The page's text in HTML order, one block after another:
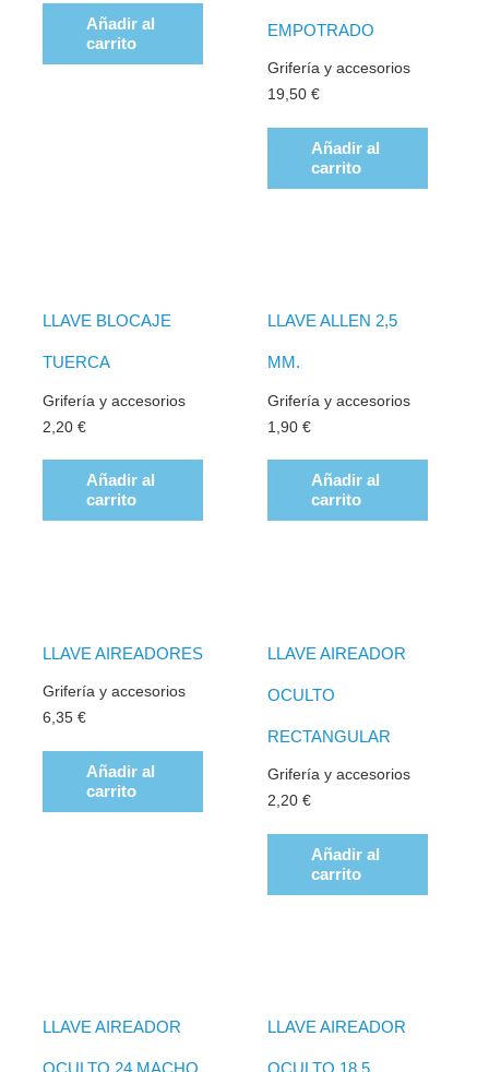
Añadir al
carrito
EMPOTRADO
Grifería y accesorios
19,50 €
Añadir al
carrito
LLAVE BLOCAJE
TUERCA
Grifería y accesorios
2,20€
Añadir al
carrito
LLAVE ALLEN 2,5
MM.
Grifería y accesorios
1,90 €
Añadir al
carrito
LLAVE AIREADORES
Grifería y accesorios
6,35€
Añadir al
carrito
LLAVE AIREADOR
OCULTO
RECTANGULAR
Grifería y accesorios
2,20 €
Añadir al
carrito
LLAVE AIREADOR LLAVE AIREADOR